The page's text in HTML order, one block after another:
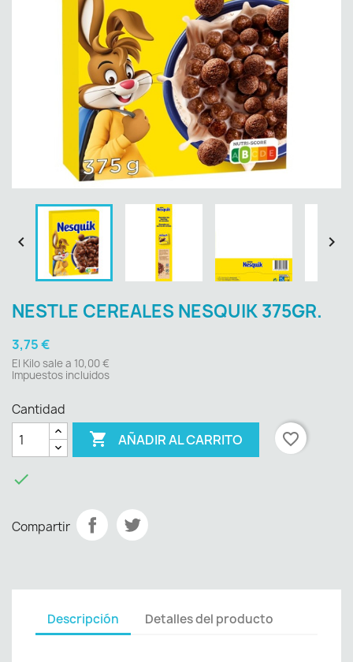
 
NESTLE CEREALES NESQUIK 375GR.
3,75 €
El Kilo sale a 10,00 €
Impuestos incluidos
Cantidad
 AÑADIR AL CARRITO favorite_border

Compartir
Descripción Detalles del producto